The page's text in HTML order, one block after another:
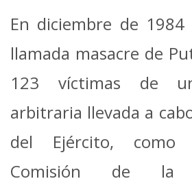
En diciembre de
llamada masacre de
123 víctimas de
arbitraria llevada a
del Ejército, como
Comisión de la